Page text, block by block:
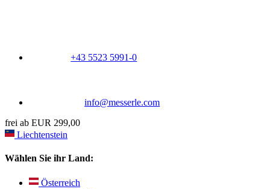
+43 5523 5991-0
info@messerle.com
frei ab EUR 299,00
Liechtenstein
Wählen Sie ihr Land:
Österreich